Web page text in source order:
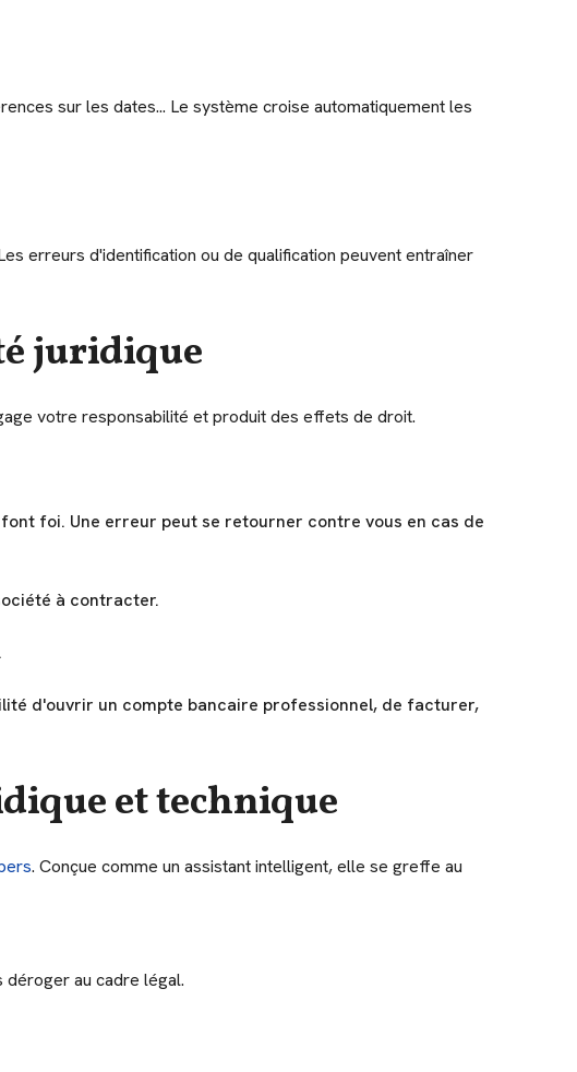
sur les dates... Le système croise automatiquement les
erreurs d'identification ou de qualification peuvent entraîner
juridique
votre responsabilité et produit des effets de droit.
foi. Une erreur peut se retourner contre vous en cas de
à contracter.
d'ouvrir un compte bancaire professionnel, de facturer,
et technique
. Conçue comme un assistant intelligent, elle se greffe au
déroger au cadre légal.